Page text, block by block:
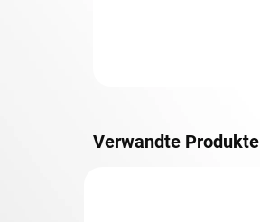
Verwandte Produkte